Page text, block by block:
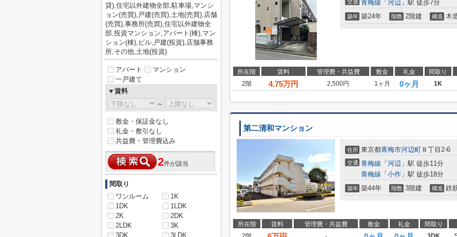
交通 青梅線 「 河辺 」駅 徒歩7分
築年 築24年 階数 2階建 構造 木
所在階 賃料 管理費・共益費 敷金 礼金 間取り
2階
4.75万円 2,500円 1ヶ月 0ヶ月 1K
第二清和マンション
住所 東京都青梅市河辺町 ８丁目2-6
交通 青梅線 「 河辺 」駅 徒歩11分
青梅線 「 小作 」駅 徒歩18分
築年 築44年 階数 3階建 構造 鉄
所在階 賃料 管理費・共益費 敷金 礼金 間取り
貸),住宅以外建物全部,駐車場,マンシ
ョン(売買),戸建(売買),土地(売買),店舗
(売買),事務所(売買),住宅以外建物全
部,投資マンション,アパート(棟),マン
ション(棟),ビル,戸建(投資),店舗事務
所,その他,土地(投資)
アパート
マンション
一戸建て
▼賃料
～
敷金・保証金なし
礼金・敷引なし
共益費・管理費込み
2件が該当
間取り
ワンルーム
1K
1DK
1LDK
2K
2DK
2LDK
3K
3DK
3LDK